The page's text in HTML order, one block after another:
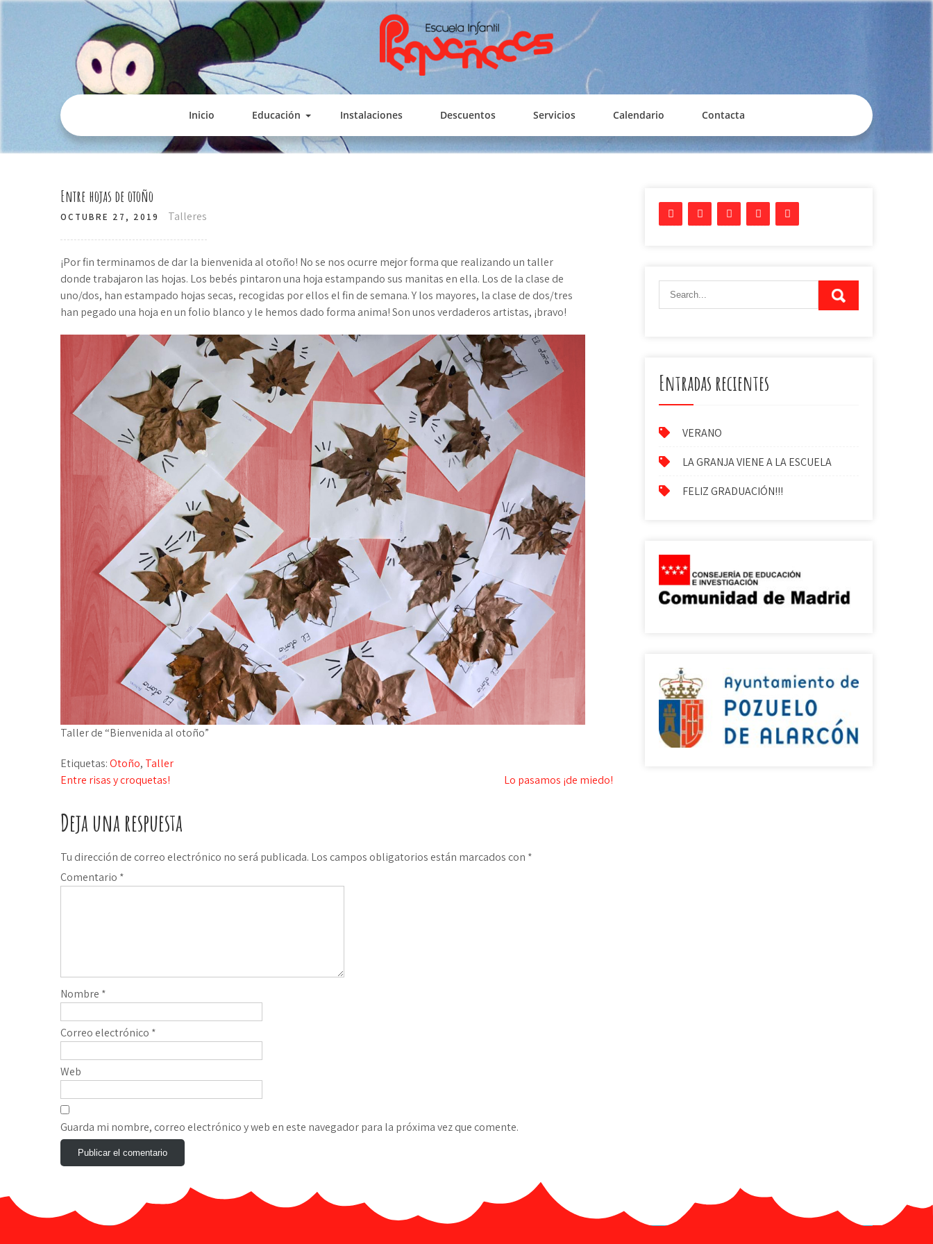
PEQUEÑECES
Escuela Infantil
Inicio Educación Instalaciones Descuentos Servicios Calendario Contacta
Entre hojas de otoño
OCTUBRE 27, 2019 Talleres
¡Por fin terminamos de dar la bienvenida al otoño! No se nos ocurre mejor forma que realizando un taller
donde trabajaron las hojas. Los bebés pintaron una hoja estampando sus manitas en ella. Los de la clase de
uno/dos, han estampado hojas secas, recogidas por ellos el fin de semana. Y los mayores, la clase de dos/tres
han pegado una hoja en un folio blanco y le hemos dado forma anima! Son unos verdaderos artistas, ¡bravo!
Taller de “Bienvenida al otoño”
Etiquetas:Otoño, Taller
Navegación
de
entradas
Entre risas y croquetas! Lo pasamos ¡de miedo!
Deja una respuesta
Tu dirección de correo electrónico no será publicada. Los campos obligatorios están marcados con *
Comentario *
Nombre *
Correo electrónico *
Web
Guarda mi nombre, correo electrónico y web en este navegador para la próxima vez que comente.
Entradas recientes
VERANO
LA GRANJA VIENE A LA ESCUELA
FELIZ GRADUACIÓN!!!